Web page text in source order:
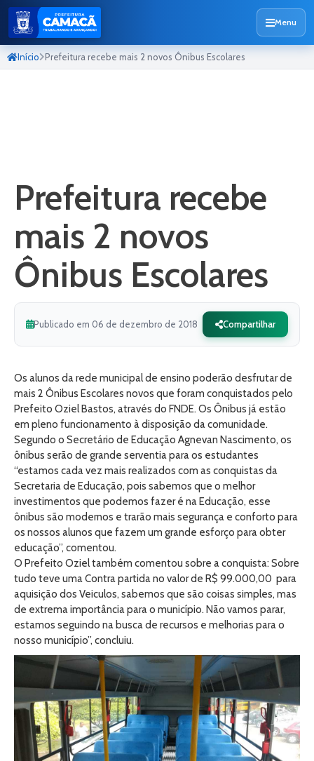
Menu
Início Prefeitura recebe mais 2 novos Ônibus Escolares
Prefeitura recebe
mais 2 novos
Ônibus Escolares
Publicado em 06 de dezembro de 2018 Compartilhar
Os alunos da rede municipal de ensino poderão desfrutar de
mais 2 Ônibus Escolares novos que foram conquistados pelo
Prefeito Oziel Bastos, através do FNDE. Os Ônibus já estão
em pleno funcionamento à disposição da comunidade.
Segundo o Secretário de Educação Agnevan Nascimento, os
ônibus serão de grande serventia para os estudantes
“estamos cada vez mais realizados com as conquistas da
Secretaria de Educação, pois sabemos que o melhor
investimentos que podemos fazer é na Educação, esse
ônibus são modernos e trarão mais segurança e conforto para
os nossos alunos que fazem um grande esforço para obter
educação”, comentou.
O Prefeito Oziel também comentou sobre a conquista: Sobre
tudo teve uma Contra partida no valor de R$ 99.000,00 para
aquisição dos Veiculos, sabemos que são coisas simples, mas
de extrema importância para o município. Não vamos parar,
estamos seguindo na busca de recursos e melhorias para o
nosso município”, concluiu.